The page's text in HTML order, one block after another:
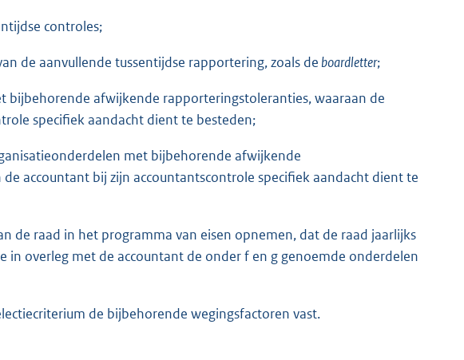
controles;
de aanvullende tussentijdse rapportering, zoals deboardletter;
bijbehorende afwijkende rapporteringstoleranties, waaraan de
specifiek aandacht dient te besteden;
met bijbehorende afwijkende
accountant bij zijn accountantscontrole specifiek aandacht dient te
de raad in het programma van eisen opnemen, dat de raad jaarlijks
in overleg met de accountant de onder f en g genoemde onderdelen
de bijbehorende wegingsfactoren vast.